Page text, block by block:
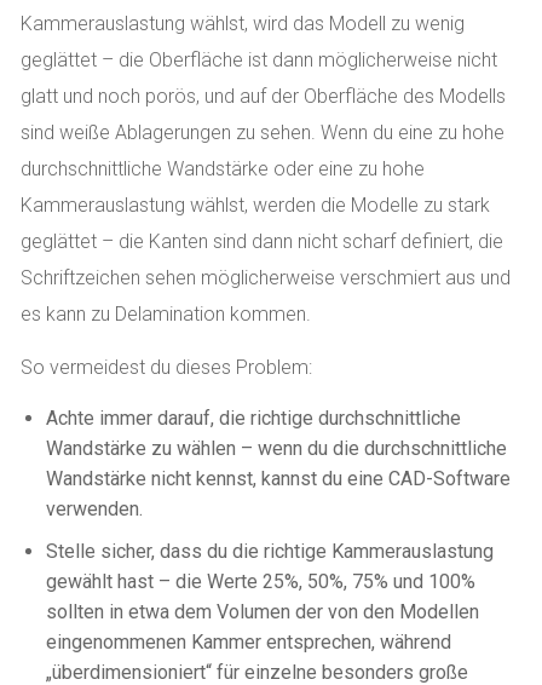
Kammerauslastung wählst, wird das Modell zu wenig
geglättet – die Oberfläche ist dann möglicherweise nicht
glatt und noch porös, und auf der Oberfläche des Modells
sind weiße Ablagerungen zu sehen. Wenn du eine zu hohe
durchschnittliche Wandstärke oder eine zu hohe
Kammerauslastung wählst, werden die Modelle zu stark
geglättet – die Kanten sind dann nicht scharf definiert, die
Schriftzeichen sehen möglicherweise verschmiert aus und
es kann zu Delamination kommen.
So vermeidest du dieses Problem:
Achte immer darauf, die richtige durchschnittliche
Wandstärke zu wählen – wenn du die durchschnittliche
Wandstärke nicht kennst, kannst du eine CAD-Software
verwenden.
Stelle sicher, dass du die richtige Kammerauslastung
gewählt hast – die Werte 25%, 50%, 75% und 100%
sollten in etwa dem Volumen der von den Modellen
eingenommenen Kammer entsprechen, während
„überdimensioniert“ für einzelne besonders große